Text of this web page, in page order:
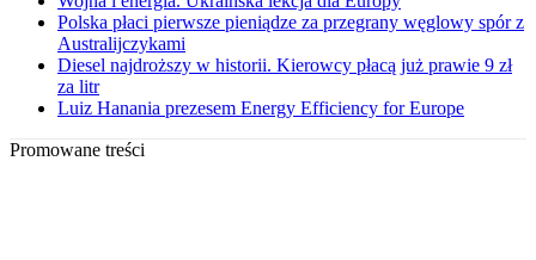
Polska płaci pierwsze pieniądze za przegrany węglowy spór z
Australijczykami
Diesel najdroższy w historii. Kierowcy płacą już prawie 9 zł
za litr
Luiz Hanania prezesem Energy Efficiency for Europe
Promowane treści